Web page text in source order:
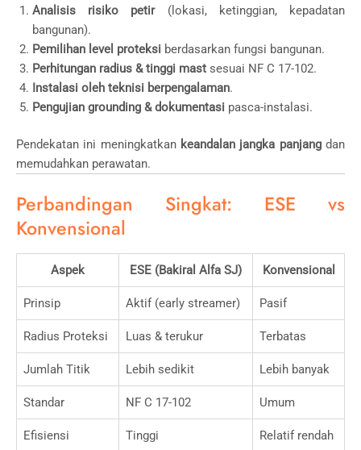
Analisis risiko petir(lokasi, ketinggian, kepadatan
bangunan).
Pemilihan level proteksi berdasarkan fungsi bangunan.
Perhitungan radius & tinggi mast sesuai NF C 17-102.
Instalasi oleh teknisi berpengalaman.
Pengujian grounding & dokumentasi pasca-instalasi.
Pendekatan ini meningkatkan keandalan jangka panjangdan
memudahkan perawatan.
Perbandingan Singkat: ESE vs
Konvensional
Aspek ESE (Bakiral Alfa SJ) Konvensional
Prinsip Aktif (early streamer) Pasif
Radius Proteksi Luas & terukur Terbatas
Jumlah Titik Lebih sedikit Lebih banyak
Standar NF C 17-102 Umum
Efisiensi Tinggi Relatif rendah